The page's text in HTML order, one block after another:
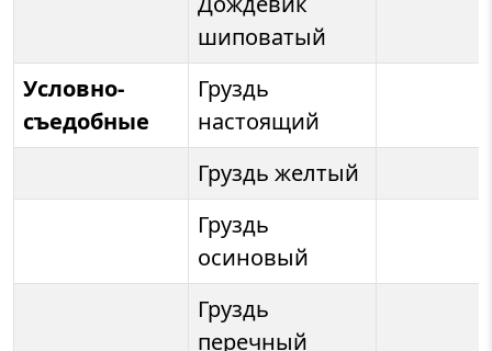
шиповатый
Условно-
съедобные
Груздь
настоящий
Груздь желтый
Груздь
осиновый
Груздь
перечный